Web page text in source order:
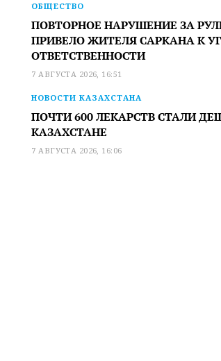
ОБЩЕСТВО
ПОВТОРНОЕ НАРУШЕНИЕ ЗА
ПРИВЕЛО ЖИТЕЛЯ САРКАНА К
ОТВЕТСТВЕННОСТИ
7 АВГУСТА 2026, 16:51
НОВОСТИ КАЗАХСТАНА
ПОЧТИ 600 ЛЕКАРСТВ СТАЛИ
КАЗАХСТАНЕ
7 АВГУСТА 2026, 16:06